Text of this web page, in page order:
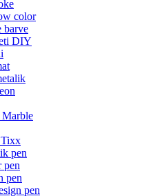
color
barve
DIY
pen
pen
pen
pen